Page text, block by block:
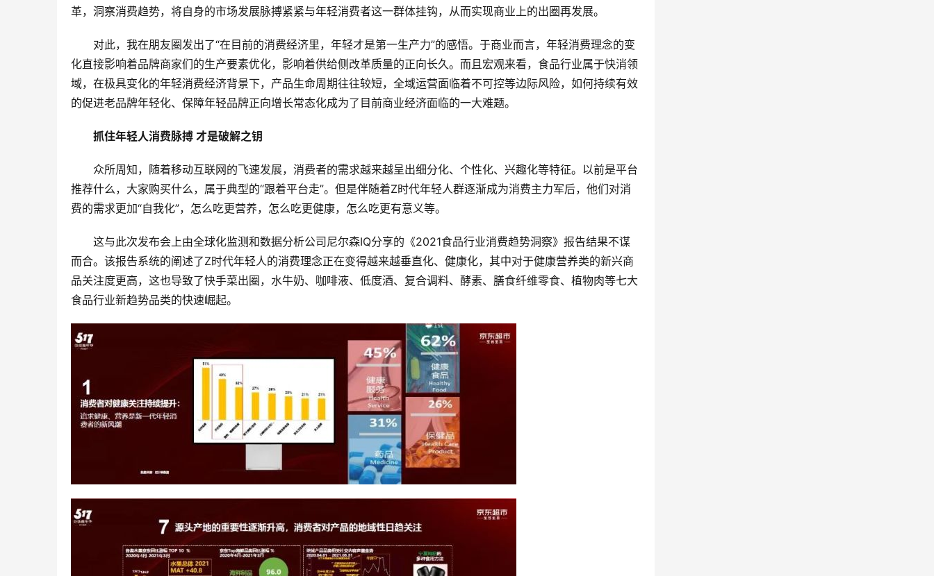
革，洞察消费趋势，将自身的市场发展脉搏紧紧与年轻消费者这一群体挂钩，从而实现商业上的出圈再发展。
对此，我在朋友圈发出了“在目前的消费经济里，年轻才是第一生产力”的感悟。于商业而言，年轻消费理念的变
化直接影响着品牌商家们的生产要素优化，影响着供给侧改革质量的正向长久。而且宏观来看，食品行业属于快消领
域，在极具变化的年轻消费经济背景下，产品生命周期往往较短，全域运营面临着不可控等边际风险，如何持续有效
的促进老品牌年轻化、保障年轻品牌正向增长常态化成为了目前商业经济面临的一大难题。
抓住年轻人消费脉搏 才是破解之钥
众所周知，随着移动互联网的飞速发展，消费者的需求越来越呈出细分化、个性化、兴趣化等特征。以前是平台
推荐什么，大家购买什么，属于典型的“跟着平台走”。但是伴随着Z时代年轻人群逐渐成为消费主力军后，他们对消
费的需求更加“自我化”，怎么吃更营养，怎么吃更健康，怎么吃更有意义等。
这与此次发布会上由全球化监测和数据分析公司尼尔森IQ分享的《2021食品行业消费趋势洞察》报告结果不谋
而合。该报告系统的阐述了Z时代年轻人的消费理念正在变得越来越垂直化、健康化，其中对于健康营养类的新兴商
品关注度更高，这也导致了快手菜出圈，水牛奶、咖啡液、低度酒、复合调料、酵素、膳食纤维零食、植物肉等七大
食品行业新趋势品类的快速崛起。